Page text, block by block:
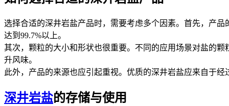
选择合适的深井岩盐产品时，需要考虑多个因素。首先，产
达到99.7%以上。
其次，颗粒的大小和形状也很重要。不同的应用场景对盐的
升风味。
此外，产品的来源也应引起重视。优质的深井岩盐应来自于
深井岩盐的存储与使用